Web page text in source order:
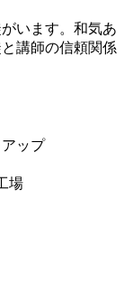
います。和気あ
講師の信頼関係
ップ
場